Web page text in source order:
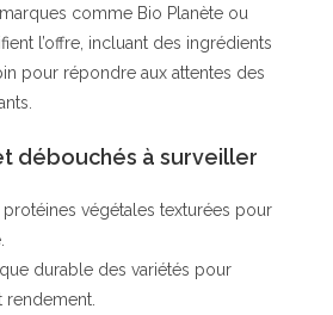
comme Bio Planète ou
l’offre, incluant des ingrédients
pour répondre aux attentes des
débouchés à surveiller
végétales texturées pour
durable des variétés pour
rendement.